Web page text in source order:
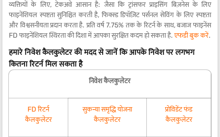
व्यक्तियों के लिए, टेकअवे आसान है: जैसा कि ट्रांसफर प्राइसिंग बिज़नेस के लिए
फाइनेंशियल स्पष्टता सुनिश्चित करती है, फिक्स्ड डिपॉज़िट पर्सनल सेविंग के लिए स्पष्टता
और विश्वसनीयता प्रदान करता है. प्रति वर्ष 7.75% तक के रिटर्न के साथ, बजाज फाइनेंस
FD फाइनेंशियल स्थिरता की दिशा में आपका सुरक्षित कदम हो सकता है.एफडी बुक करें.
हमारे निवेश कैलकुलेटर की मदद से जानें कि आपके निवेश पर लगभग
कितना रिटर्न मिल सकता है
निवेश कैलकुलेटर
FD रिटर्न
कैलकुलेटर
सुकन्या समृद्धि योजना
कैलकुलेटर
प्रोविडेंट फंड
कैलकुलेटर